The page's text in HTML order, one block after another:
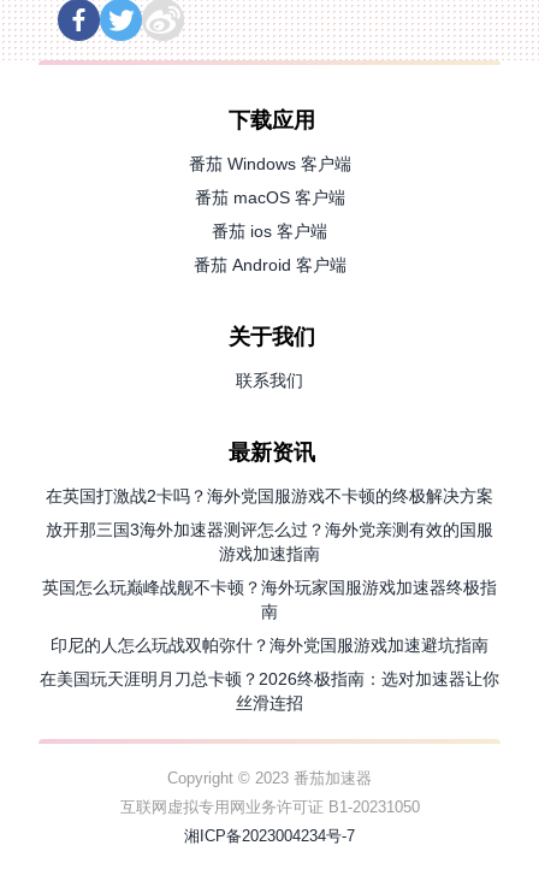
下载应用
番茄 Windows 客户端
番茄 macOS 客户端
番茄 ios 客户端
番茄 Android 客户端
关于我们
联系我们
最新资讯
在英国打激战2卡吗？海外党国服游戏不卡顿的终极解决方案
放开那三国3海外加速器测评怎么过？海外党亲测有效的国服
游戏加速指南
英国怎么玩巅峰战舰不卡顿？海外玩家国服游戏加速器终极指
南
印尼的人怎么玩战双帕弥什？海外党国服游戏加速避坑指南
在美国玩天涯明月刀总卡顿？2026终极指南：选对加速器让你
丝滑连招
Copyright © 2023 番茄加速器
互联网虚拟专用网业务许可证 B1-20231050
湘ICP备2023004234号-7